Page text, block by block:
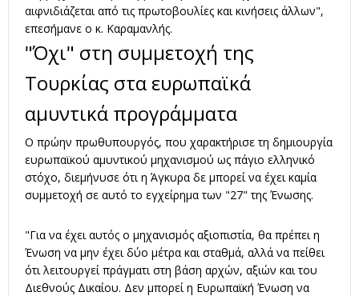
αιφνιδιάζεται από τις πρωτοβουλίες και κινήσεις άλλων",
επεσήμανε ο κ. Καραμανλής.
"Όχι" στη συμμετοχή της
Τουρκίας στα ευρωπαϊκά
αμυντικά προγράμματα
Ο πρώην πρωθυπουργός, που χαρακτήρισε τη δημιουργία
ευρωπαϊκού αμυντικού μηχανισμού ως πάγιο ελληνικό
στόχο, διεμήνυσε ότι η Άγκυρα δε μπορεί να έχει καμία
συμμετοχή σε αυτό το εγχείρημα των "27" της Ένωσης.
"Για να έχει αυτός ο μηχανισμός αξιοπιστία, θα πρέπει η
Ένωση να μην έχει δύο μέτρα και σταθμά, αλλά να πείθει
ότι λειτουργεί πράγματι στη βάση αρχών, αξιών και του
Διεθνούς Δικαίου. Δεν μπορεί η Ευρωπαϊκή Ένωση να